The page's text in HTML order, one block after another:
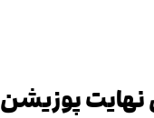
نهایت پوزیشن